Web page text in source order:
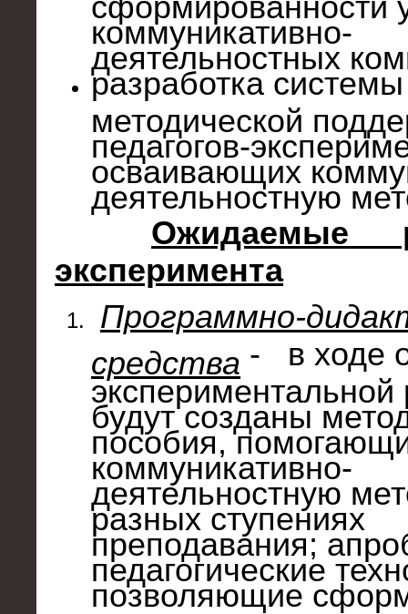
коммуникативно-
деятельностных
разработка системы
методической
педагогов-
осваивающих
деятельностную
Ожидаемые
эксперимента
Программно-
средства - в ходе
экспериментальной
будут созданы
пособия,
коммуникативно-
деятельностную
разных ступениях
преподавания;
педагогические
позволяющие